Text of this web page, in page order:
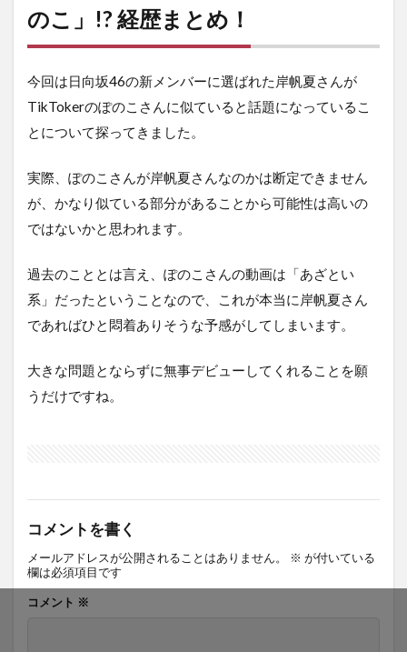
のこ」!? 経歴まとめ！
今回は日向坂46の新メンバーに選ばれた岸帆夏さんが
TikTokerのぽのこさんに似ていると話題になっているこ
とについて探ってきました。
実際、ぽのこさんが岸帆夏さんなのかは断定できません
が、かなり似ている部分があることから可能性は高いの
ではないかと思われます。
過去のこととは言え、ぽのこさんの動画は「あざとい
系」だったということなので、これが本当に岸帆夏さん
であればひと悶着ありそうな予感がしてしまいます。
大きな問題とならずに無事デビューしてくれることを願
うだけですね。
コメントを書く
メールアドレスが公開されることはありません。 ※ が付いている
欄は必須項目です
コメント ※